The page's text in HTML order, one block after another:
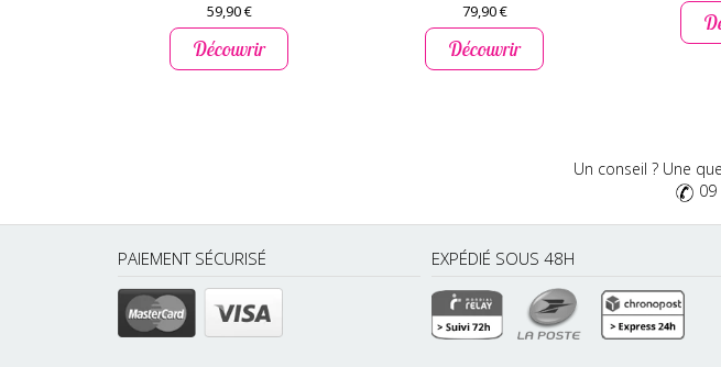
59,90 €
Découvrir
79,90 €
Découvrir
Un conseil ? Une
09
PAIEMENT SÉCURISÉ EXPÉDIÉ SOUS 48H